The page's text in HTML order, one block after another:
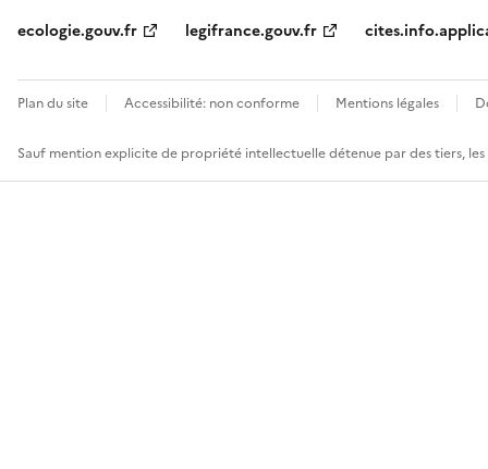
ecologie.gouv.fr
legifrance.gouv.fr
Plan du site Accessibilité: non conforme Mentions légales
Sauf mention explicite de propriété intellectuelle détenue par des tiers,